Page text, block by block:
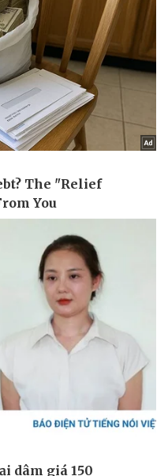
Công nghệ
Sành điệu
Tin Công nghệ
Trải nghiệm
Chuyển đổi số